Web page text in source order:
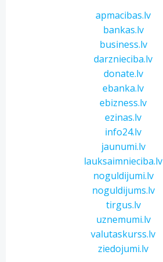
apmacibas.lv
bankas.lv
business.lv
darznieciba.lv
donate.lv
ebanka.lv
ebizness.lv
ezinas.lv
info24.lv
jaunumi.lv
lauksaimnieciba.lv
noguldijumi.lv
noguldijums.lv
tirgus.lv
uznemumi.lv
valutaskurss.lv
ziedojumi.lv